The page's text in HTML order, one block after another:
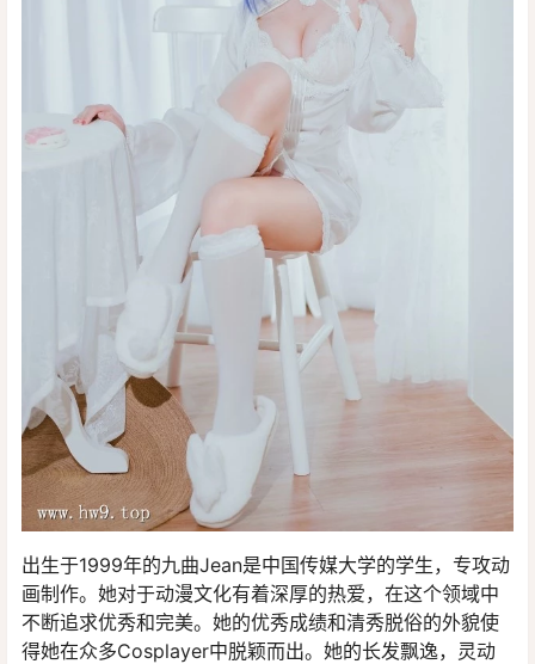
出生于1999年的九曲Jean是中国传媒大学的学生，专攻动
画制作。她对于动漫文化有着深厚的热爱，在这个领域中
不断追求优秀和完美。她的优秀成绩和清秀脱俗的外貌使
得她在众多Cosplayer中脱颖而出。她的长发飘逸，灵动